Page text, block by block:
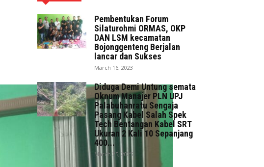
Pembentukan Forum
Silaturohmi ORMAS, OKP
DAN LSM kecamatan
Bojonggenteng Berjalan
lancar dan Sukses
March 16, 2023
Diduga Demi Untung semata
Oknum Manajer PLN UPJ
Palabuhanratu Sengaja
Pasang Kabel Salah Spek
Tech Bentangan Kabel SRT
Ukuran 2 Kali 10 Sepanjang
400...
March 25, 2025